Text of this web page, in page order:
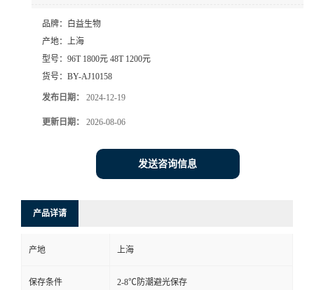
品牌：
白益生物
产地： 上海
型号： 96T 1800元 48T 1200元
货号： BY-AJ10158
发布日期： 2024-12-19
更新日期： 2026-08-06
发送咨询信息
产品详请
产地 上海
保存条件 2-8℃防潮避光保存